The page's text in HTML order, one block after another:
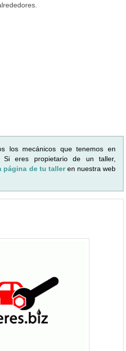
los mecánicos que tenemos en
. Si eres propietario de un taller,
página de tu talleren nuestra web